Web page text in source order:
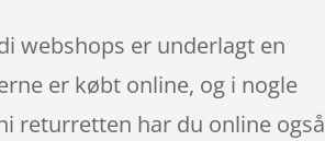
webshops er underlagt en
er købt online, og i nogle
returretten har du online også